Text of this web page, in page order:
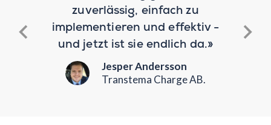
zuverlässig, einfach zu
implementieren und effektiv -
und jetzt ist sie endlich da.»
Jesper Andersson
Transtema Charge AB.